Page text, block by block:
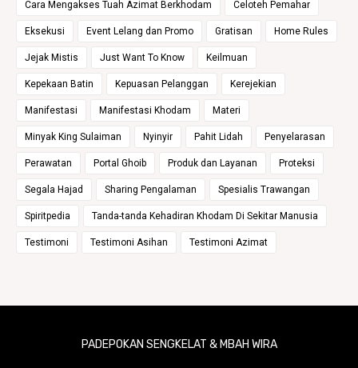
Cara Mengakses Tuah Azimat Berkhodam Celoteh Pemahar
Eksekusi Event Lelang dan Promo Gratisan Home Rules
Jejak Mistis Just Want To Know Keilmuan
Kepekaan Batin Kepuasan Pelanggan Kerejekian
Manifestasi Manifestasi Khodam Materi
Minyak King Sulaiman Nyinyir Pahit Lidah Penyelarasan
Perawatan Portal Ghoib Produk dan Layanan Proteksi
Segala Hajad Sharing Pengalaman Spesialis Trawangan
Spiritpedia Tanda-tanda Kehadiran Khodam Di Sekitar Manusia
Testimoni Testimoni Asihan Testimoni Azimat
PADEPOKAN SENGKELAT & MBAH WIRA